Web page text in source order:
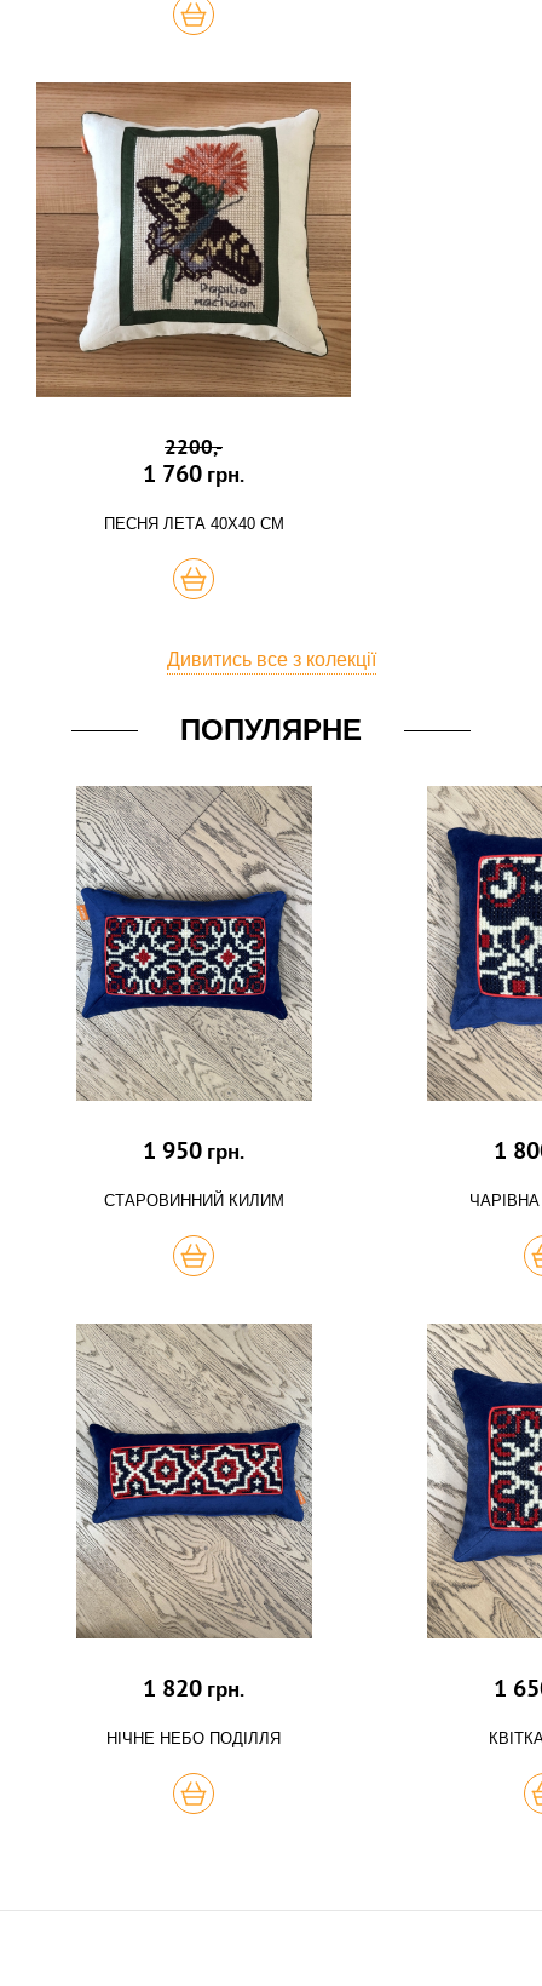
КУПИТЬ
2200,-
1 760 грн.
ПЕСНЯ ЛЕТА 40Х40 СМ
КУПИТЬ
Дивитись все з колекції
ПОПУЛЯРНЕ
1 950 грн.
СТАРОВИННИЙ КИЛИМ
КУПИТЬ
1
1 820 грн.
НІЧНЕ НЕБО ПОДІЛЛЯ
КУПИТЬ
1